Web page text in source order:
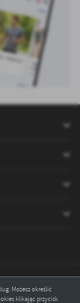
Możesz określić
klikając przycisk